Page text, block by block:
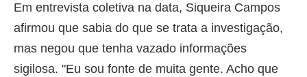
Em entrevista coletiva na data, Siqueira Campos
afirmou que sabia do que se trata a investigação,
mas negou que tenha vazado informações
sigilosa. "Eu sou fonte de muita gente. Acho que